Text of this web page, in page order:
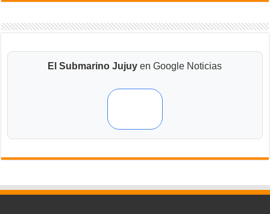
El Submarino Jujuy en Google Noticias